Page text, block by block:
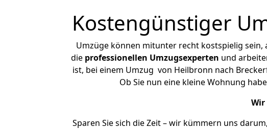
Kostengünstiger
Umzüge können mitunter recht kostspielig sein,
die professionellen Umzugsexperten und
ist, bei einem Umzug von Heilbronn nach
Ob Sie nun eine kleine Wohnung
Wir
Sparen Sie sich die Zeit – wir kümmern uns